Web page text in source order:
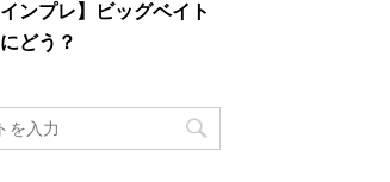
インプレ】ビッグベイト
にどう？